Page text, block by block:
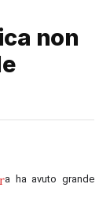
non
a ha avuto grande